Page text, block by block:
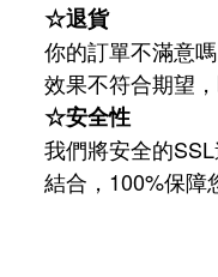
☆退貨
你的訂單不滿意
效果不符合期望
☆安全性
我們將安全的
結合，100%保障